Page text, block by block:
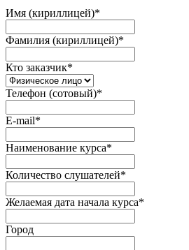
Имя (кириллицей)*
Фамилия (кириллицей)*
Кто заказчик*
Телефон (сотовый)*
E-mail*
Наименование курса*
Количество слушателей*
Желаемая дата начала курса*
Город